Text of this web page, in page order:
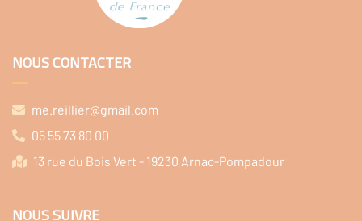
NOUS CONTACTER
me.reillier@gmail.com
05 55 73 80 00
13 rue du Bois Vert - 19230 Arnac-Pompadour
NOUS SUIVRE